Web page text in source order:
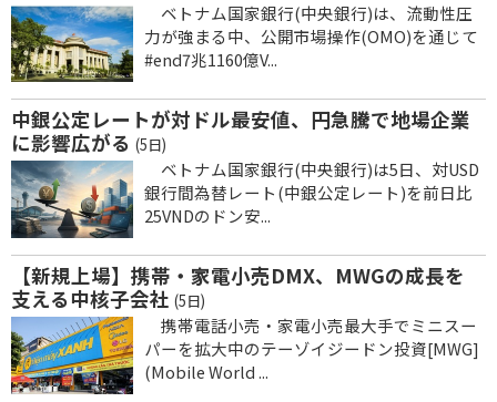
ベトナム国家銀行(中央銀行)は、流動性圧
力が強まる中、公開市場操作(OMO)を通じて
#end7兆1160億V...
中銀公定レートが対ドル最安値、円急騰で地場企業
に影響広がる (5日)
ベトナム国家銀行(中央銀行)は5日、対USD
銀行間為替レート(中銀公定レート)を前日比
25VNDのドン安...
【新規上場】携帯・家電小売DMX、MWGの成長を
支える中核子会社 (5日)
携帯電話小売・家電小売最大手でミニスー
パーを拡大中のテーゾイジードン投資[MWG]
(Mobile World ...